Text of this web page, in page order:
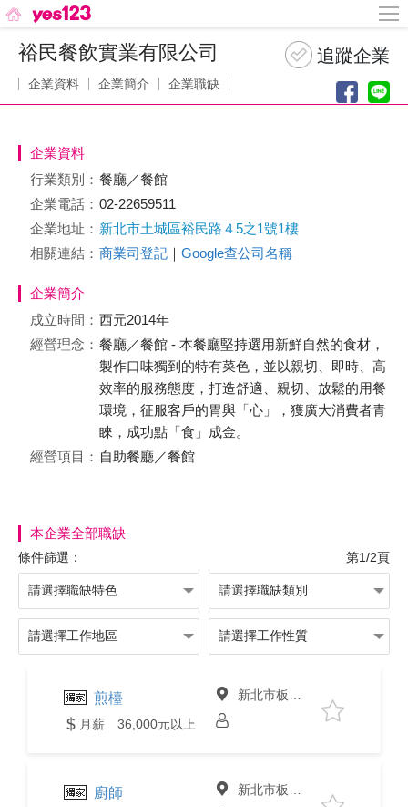
裕民餐飲實業有限公司
企業資料 企業簡介 企業職缺
企業資料
行業類別： 餐廳／餐館
企業電話： 02-22659511
企業地址： 新北市土城區裕民路４5之1號1樓
相關連結： 商業司登記 ｜ Google查公司名稱
企業簡介
成立時間： 西元2014年
經營理念： 餐廳／餐館 - 本餐廳堅持選用新鮮自然的食材，
製作口味獨到的特有菜色，並以親切、即時、高
效率的服務態度，打造舒適、親切、放鬆的用餐
環境，征服客戶的胃與「心」，獲廣大消費者青
睞，成功點「食」成金。
經營項目： 自助餐廳／餐館
本企業全部職缺
條件篩選： 第1/2頁
煎檯
月薪 36,000元以上
新北市板橋區
廚師 新北市板橋區